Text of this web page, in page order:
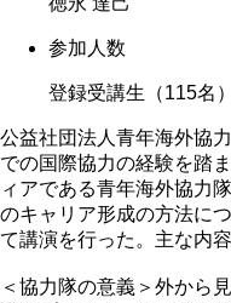
参加人数
登録受講生（115名）
公益社団法人青年海外協
での国際協力の経験を踏
ィアである青年海外協力
のキャリア形成の方法に
て講演を行った。主な内
＜協力隊の意義＞外から